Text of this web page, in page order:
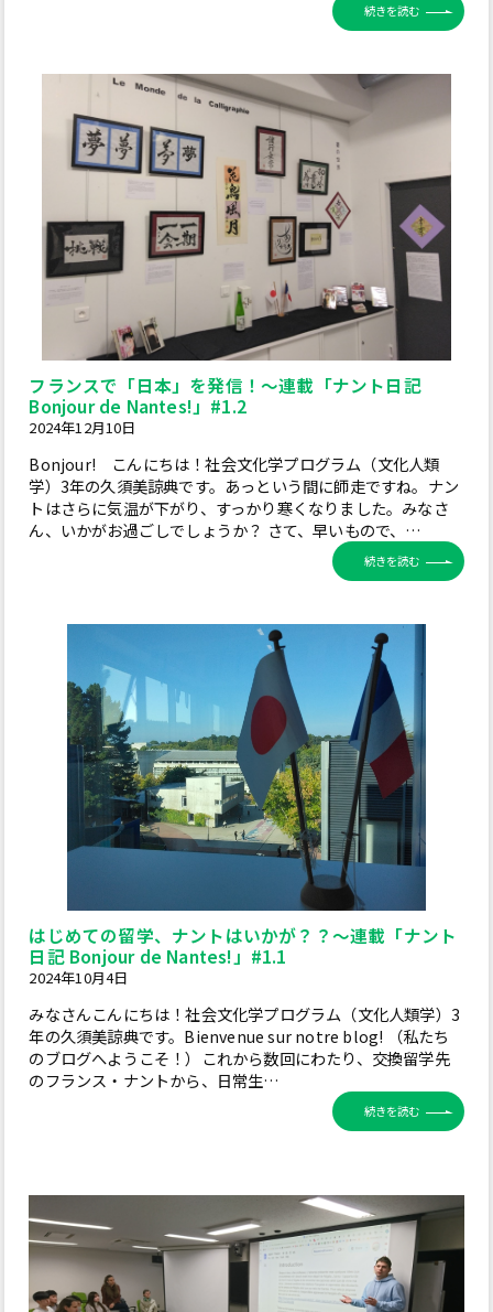
続きを読む
フランスで「日本」を発信！～連載「ナント日記
Bonjour de Nantes!」#1.2
2024年12月10日
Bonjour! こんにちは！社会文化学プログラム（文化人類
学）3年の久須美諒典です。あっという間に師走ですね。ナン
トはさらに気温が下がり、すっかり寒くなりました。みなさ
ん、いかがお過ごしでしょうか？ さて、早いもので、…
続きを読む
はじめての留学、ナントはいかが？？～連載「ナント
日記 Bonjour de Nantes!」#1.1
2024年10月4日
みなさんこんにちは！社会文化学プログラム（文化人類学）3
年の久須美諒典です。Bienvenue sur notre blog! （私たち
のブログへようこそ！）これから数回にわたり、交換留学先
のフランス・ナントから、日常生…
続きを読む